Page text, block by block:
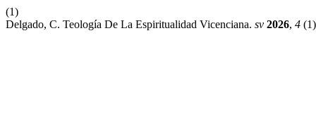
(1)
Delgado, C. Teología De La Espiritualidad Vicenciana. sv 2026, 4